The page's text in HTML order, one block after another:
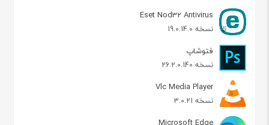
Eset Nod32 Antivirus
نسخه 19.0.14.0
فتوشاپ
نسخه 26.2.0.140
Vlc Media Player
نسخه 3.0.21